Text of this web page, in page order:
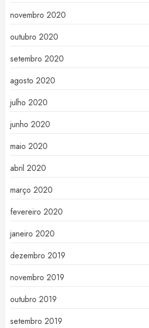
novembro 2020
outubro 2020
setembro 2020
agosto 2020
julho 2020
junho 2020
maio 2020
abril 2020
março 2020
fevereiro 2020
janeiro 2020
dezembro 2019
novembro 2019
outubro 2019
setembro 2019